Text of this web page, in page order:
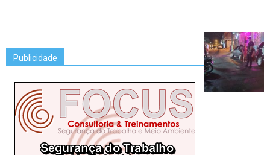
Publicidade